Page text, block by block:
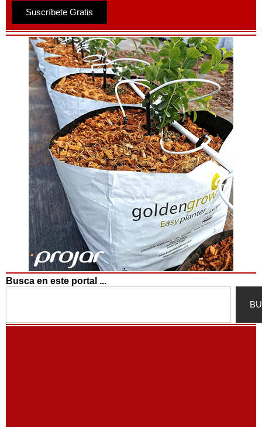
Suscríbete Gratis
Busca en este portal ...